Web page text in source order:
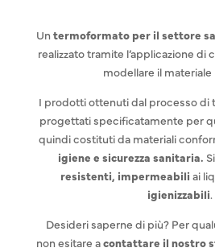
Untermoformato per il settore
realizzato tramite l’applicazione di
modellare il
I prodotti ottenuti dal processo di
progettati specificatamente per
quindi costituti da materiali
igiene e sicurezza sanitaria.
resistenti, impermeabili ai
igienizzabili.
Desideri saperne di più? Per
non esitare acontattare il nostro